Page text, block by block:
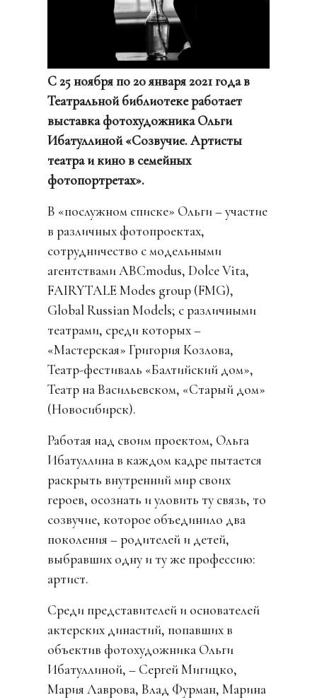
С 25 ноября по 20 января 2021 года в
Театральной библиотеке работает
выставка фотохудожника Ольги
Ибатуллиной «Созвучие. Артисты
театра и кино в семейных
фотопортретах».
В «послужном списке» Ольги – участие
в различных фотопроектах,
сотрудничество с модельными
агентствами АBCmodus, Dolce Vita,
FAIRYTALE Modes group (FMG),
Global Russian Models; с различными
театрами, среди которых –
«Мастерская» Григория Козлова,
Театр-фестиваль «Балтийский дом»,
Театр на Васильевском, «Старый дом»
(Новосибирск).
Работая над своим проектом, Ольга
Ибатуллина в каждом кадре пытается
раскрыть внутренний мир своих
героев, осознать и уловить ту связь, то
созвучие, которое объединило два
поколения – родителей и детей,
выбравших одну и ту же профессию:
артист.
Среди представителей и основателей
актерских династий, попавших в
объектив фотохудожника Ольги
Ибатуллиной, – Сергей Мигицко,
Мария Лаврова, Влад Фурман, Марина